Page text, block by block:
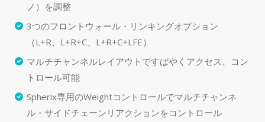
ノ）を調整
3つのフロントウォール・リンキングオプション
（L+R、L+R+C、L+R+C+LFE）
マルチチャンネルレイアウトですばやくアクセス、コン
トロール可能
Spherix専用のWeightコントロールでマルチチャンネ
ル・サイドチェーンリアクションをコントロール